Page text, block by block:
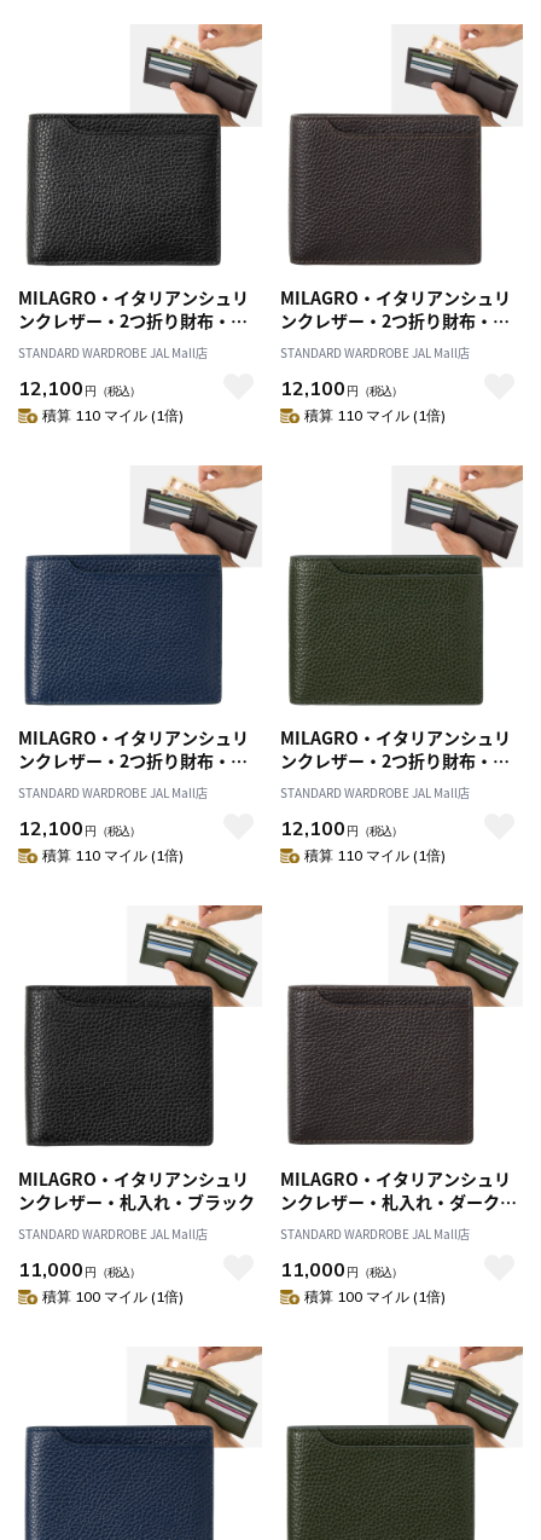
MILAGRO・イタリアンシュリ
ンクレザー・2つ折り財布・ブ
ラック
STANDARD WARDROBE JAL Mall店
12,100 円 （税込）
積算 110 マイル (1倍)
MILAGRO・イタリアンシュリ
ンクレザー・2つ折り財布・ダ
ークブラウン
STANDARD WARDROBE JAL Mall店
12,100 円 （税込）
積算 110 マイル (1倍)
MILAGRO・イタリアンシュリ
ンクレザー・2つ折り財布・ネ
イビー
STANDARD WARDROBE JAL Mall店
12,100 円 （税込）
積算 110 マイル (1倍)
MILAGRO・イタリアンシュリ
ンクレザー・2つ折り財布・オ
リーブ
STANDARD WARDROBE JAL Mall店
12,100 円 （税込）
積算 110 マイル (1倍)
MILAGRO・イタリアンシュリ
ンクレザー・札入れ・ブラック
STANDARD WARDROBE JAL Mall店
11,000 円 （税込）
積算 100 マイル (1倍)
MILAGRO・イタリアンシュリ
ンクレザー・札入れ・ダークブ
ラウン
STANDARD WARDROBE JAL Mall店
11,000 円 （税込）
積算 100 マイル (1倍)